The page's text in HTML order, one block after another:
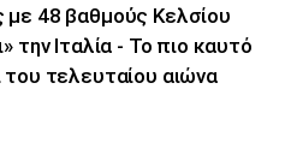
48 βαθμούς Κελσίου
την Ιταλία - Το πιο καυτό
του τελευταίου αιώνα